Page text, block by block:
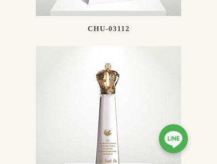
CHU-03112